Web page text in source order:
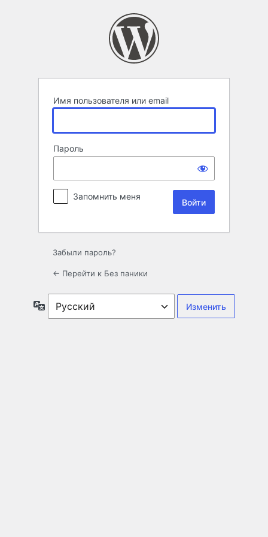
Имя пользователя или email
Пароль
Запомнить меня
Забыли пароль?
← Перейти к Без паники
Язык